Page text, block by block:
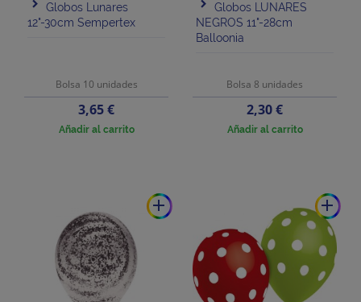
Globos Lunares
12"-30cm Sempertex
Bolsa 10 unidades
Precio
3,65 €
Añadir al carrito
Globos LUNARES
NEGROS 11"-28cm
Balloonia
Bolsa 8 unidades
Precio
2,30 €
Añadir al carrito
add add